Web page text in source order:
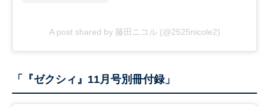
A post shared by 藤田ニコル (@2525nicole2)
「『ゼクシィ』11月号別冊付録」